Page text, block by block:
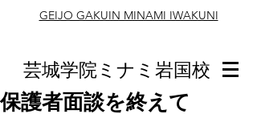
GEIJO GAKUIN MINAMI IWAKUNI
芸城学院ミナミ岩国校
保護者面談を終えて